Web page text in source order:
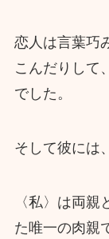
恋人は言葉巧
こんだりして
でした。
そして彼には
〈私〉は両
た唯一の肉親